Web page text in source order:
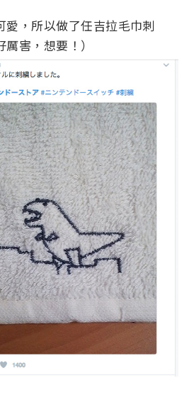
愛，所以做了任吉拉毛巾刺
害，想要！）